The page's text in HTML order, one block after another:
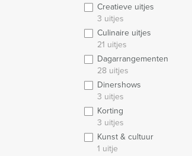
Creatieve uitjes
3 uitjes
Culinaire uitjes
21 uitjes
Dagarrangementen
28 uitjes
Dinershows
3 uitjes
Korting
3 uitjes
Kunst & cultuur
1 uitje